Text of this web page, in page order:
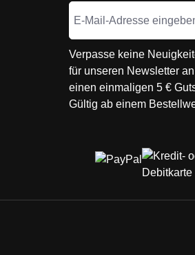
Verpasse keine
für unseren Newsletter
einen einmaligen 5 €
Gültig ab einem